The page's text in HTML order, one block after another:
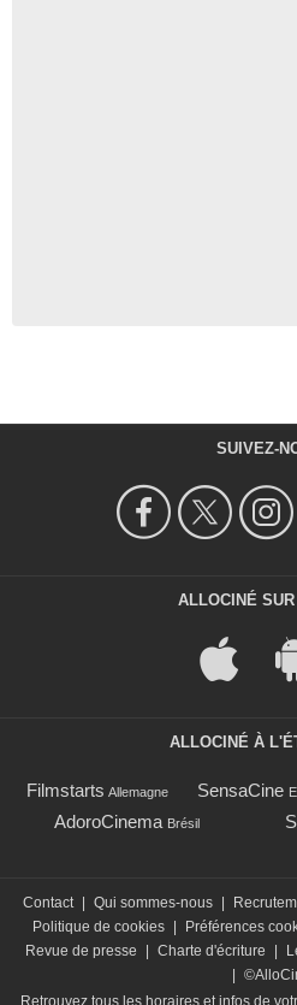
SUIVEZ-
ALLOCINÉ
ALLOCINÉ À
Filmstarts Allemagne SensaCine
AdoroCinema Brésil
Contact | Qui sommes-nous |
Politique de cookies | Préférences
Revue de presse
| Charte d'écriture |
|
Retrouvez tous les horaires et infos de